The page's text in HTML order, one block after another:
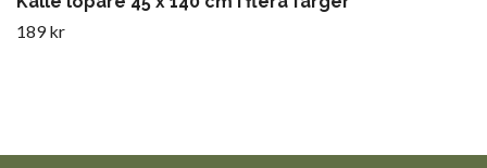
189 kr